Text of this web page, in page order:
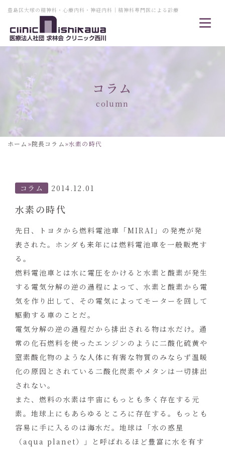
豊島区大塚の精神科・心療内科・神経内科｜精神科専門医による診療
コラム
column
ホーム »院長コラム»水素の時代
コラム 2014.12.01
水素の時代
先日、トヨタから燃料電池車「MIRAI」の発売が発
表された。ホンダも来年には燃料電池車を一般販売す
る。
燃料電池車とは水に電圧をかけると水素と酸素が発生
する電気分解の逆の過程によって、水素と酸素から電
気を作り出して、その電気によってモーターを回して
駆動する車のことだ。
電気分解の逆の過程だから排出される物は水だけ。通
常の化石燃料を使ったエンジンのように二酸化硫黄や
窒素酸化物のような人体に有害な物質のみならず温暖
化の原因とされている二酸化炭素やメタンは一切排出
されない。
また、燃料の水素は宇宙にもっとも多く存在する元
素。地球上にもあらゆるところに存在する。もっとも
容易に手に入るのは海水だ。地球は「水の惑星
（aqua planet）」と呼ばれるほど豊富に水を有す